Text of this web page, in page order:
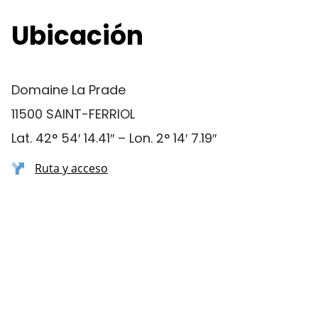
Ubicación
Domaine La Prade
11500 SAINT-FERRIOL
Lat. 42° 54′ 14.41″ – Lon. 2° 14′ 7.19″
Ruta y acceso